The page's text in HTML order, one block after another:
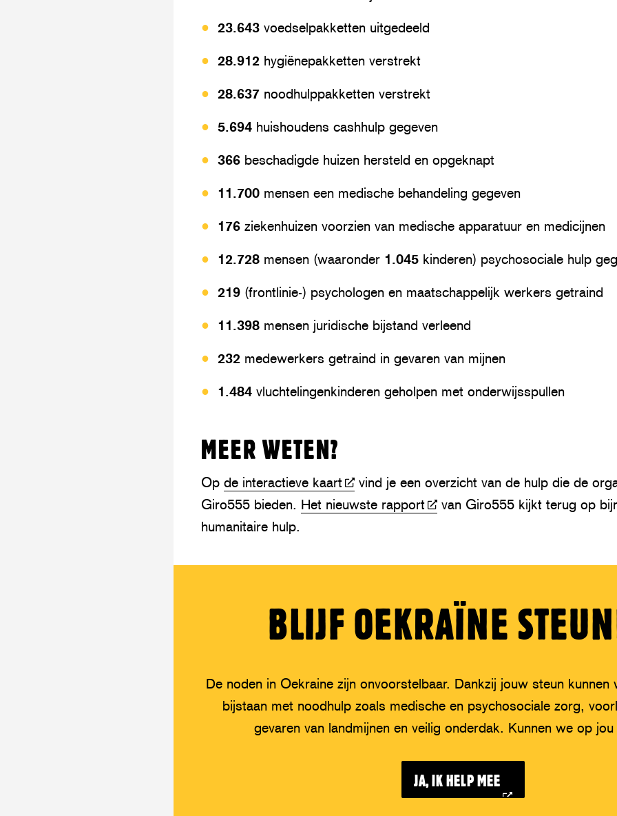
23.643 voedselpakketten uitgedeeld
28.912 hygiënepakketten verstrekt
28.637 noodhulppakketten verstrekt
5.694 huishoudens cashhulp gegeven
366 beschadigde huizen hersteld en opgeknapt
11.700 mensen een medische behandeling gegeven
176 ziekenhuizen voorzien van medische apparatuur en medicijnen
12.728 mensen (waaronder 1.045 kinderen) psychosociale hulp
219 (frontlinie-) psychologen en maatschappelijk werkers getraind
11.398 mensen juridische bijstand verleend
232 medewerkers getraind in gevaren van mijnen
1.484 vluchtelingenkinderen geholpen met onderwijsspullen
MEER WETEN?
Op de interactieve kaart
vind je een overzicht van de hulp die de
Giro555 bieden. Het nieuwste rapport
van Giro555 kijkt terug op
humanitaire hulp.
BLIJF OEKRAÏNE
De noden in Oekraine zijn onvoorstelbaar. Dankzij jouw steun kunnen
bijstaan met noodhulp zoals medische en psychosociale zorg,
gevaren van landmijnen en veilig onderdak. Kunnen we op
JA, IK HELP MEE